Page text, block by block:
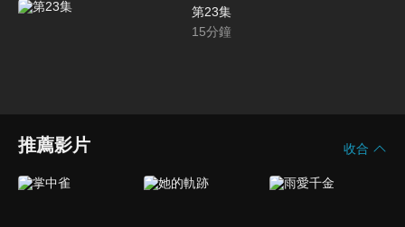
第23集
15分鐘
推薦影片 收合